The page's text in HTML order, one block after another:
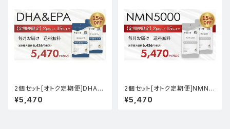
2個セット[オトク定期便]DHA&
EPA
¥5,470
2個セット[オトク定期便]NMN5
000
¥5,470